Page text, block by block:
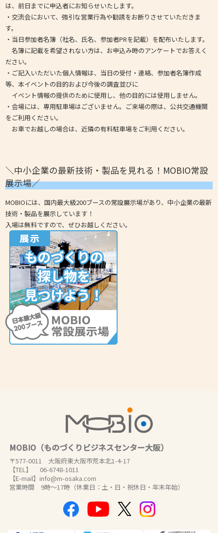
は、前日までに申込者にお知らせいたします。
・交流会において、強引な営業行為や勧誘をお断りさせていただきま
す。
・当日参加者名簿（社名、氏名、参加者PRを記載）を配布いたします。
名簿に記載を希望されない方は、お申込み時のアンケートでお答えく
ださい。
・ご記入いただいた個人情報は、当日の受付・連絡、参加者名簿作成
等、本イベントの目的および今後の調査並びに
イベント情報の提供のために使用し、他の目的には使用しません。
・会場には、専用駐車場はございません。ご来場の際は、公共交通機関
をご利用ください。
お車でお越しの場合は、近隣の有料駐車場をご利用ください。
＼中小企業の最新技術・製品を見れる！MOBIO常設
展示場／
MOBIOには、国内最大級200ブースの常設展示場があり、中小企業の最新
技術・製品を展示しています！
入場は無料ですので、ぜひお越しください。
MOBIO（ものづくりビジネスセンター大阪）
〒577-0011 大阪府東大阪市荒本北1-4-17
【TEL】 06-6748-1011
【E-mail】info@m-osaka.com
営業時間 9時～17時（休業日：土・日・祝休日・年末年始）